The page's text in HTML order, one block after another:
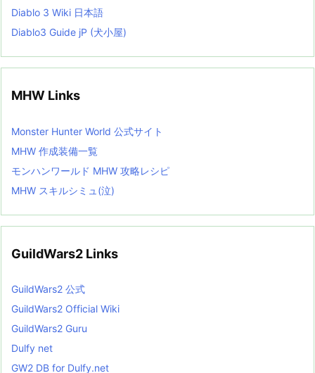
Diablo 3 Wiki 日本語
Diablo3 Guide jP (犬小屋)
MHW Links
Monster Hunter World 公式サイト
MHW 作成装備一覧
モンハンワールド MHW 攻略レシピ
MHW スキルシミュ(泣)
GuildWars2 Links
GuildWars2 公式
GuildWars2 Official Wiki
GuildWars2 Guru
Dulfy net
GW2 DB for Dulfy.net